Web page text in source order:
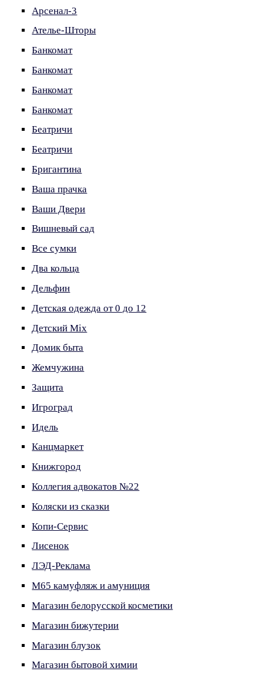
Арсенал-3
Ателье-Шторы
Банкомат
Банкомат
Банкомат
Банкомат
Беатричи
Беатричи
Бригантина
Ваша прачка
Ваши Двери
Вишневый сад
Все сумки
Два кольца
Дельфин
Детская одежда от 0 до 12
Детский Mix
Домик быта
Жемчужина
Защита
Игроград
Идель
Канцмаркет
Книжгород
Коллегия адвокатов №22
Коляски из сказки
Копи-Сервис
Лисенок
ЛЭД-Реклама
М65 камуфляж и амуниция
Магазин белорусской косметики
Магазин бижутерии
Магазин блузок
Магазин бытовой химии